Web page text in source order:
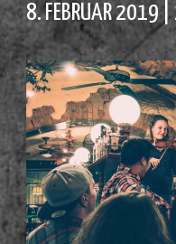
8. FEBRUAR 2019